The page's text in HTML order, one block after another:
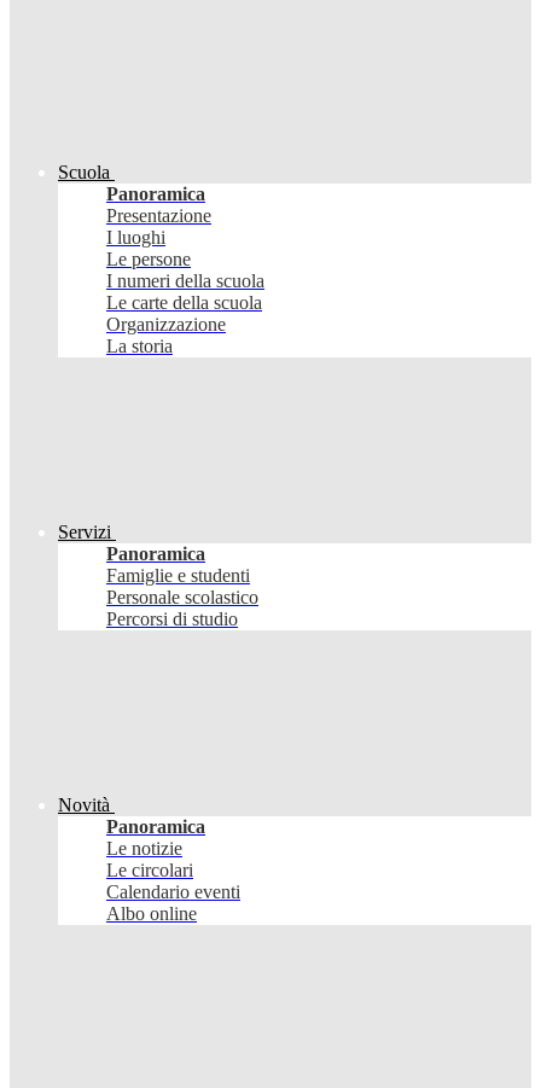
Scuola
Panoramica
Presentazione
I luoghi
Le persone
I numeri della scuola
Le carte della scuola
Organizzazione
La storia
Servizi
Panoramica
Famiglie e studenti
Personale scolastico
Percorsi di studio
Novità
Panoramica
Le notizie
Le circolari
Calendario eventi
Albo online